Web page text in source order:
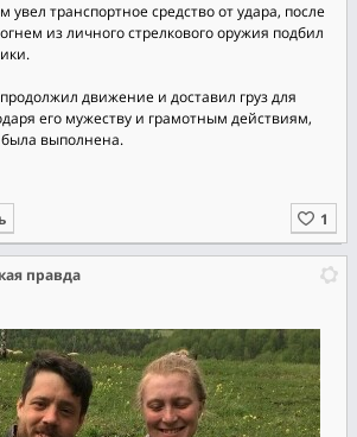
транспортное средство от удара, после
из личного стрелкового оружия подбил
движение и доставил груз для
его мужеству и грамотным действиям,
была выполнена.
правда